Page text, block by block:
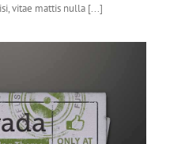
vitae mattis nulla [...]